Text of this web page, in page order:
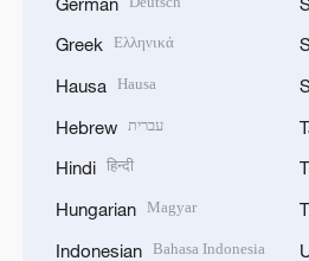
Greek Ελληνικά
Hausa Hausa
Hebrew עברית
Hindi हिन्दी
Hungarian Magyar
Indonesian Bahasa Indonesia